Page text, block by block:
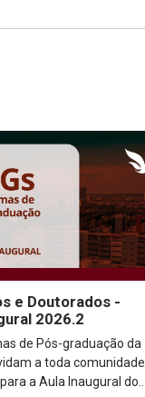
e Doutorados -
2026.2
de Pós-graduação da
a toda comunidade
a Aula Inaugural do